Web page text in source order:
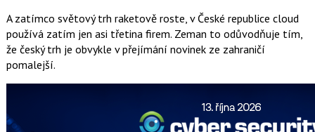
A zatímco světový trh raketově roste, v České republice cloud
používá zatím jen asi třetina firem. Zeman to odůvodňuje tím,
že český trh je obvykle v přejímání novinek ze zahraničí
pomalejší.